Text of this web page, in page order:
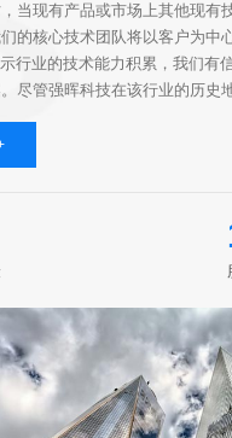
当现有产品或市场上其他现有
的核心技术团队将以客户为中
行业的技术能力积累，我们有
尽管强晖科技在该行业的历史